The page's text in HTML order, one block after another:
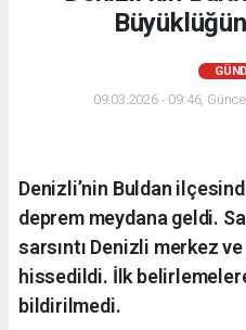
09.03.2026 - 09:46,
Denizli’nin Buldan
deprem meydana geldi.
sarsıntı Denizli merkez
hissedildi. İlk
bildirilmedi.